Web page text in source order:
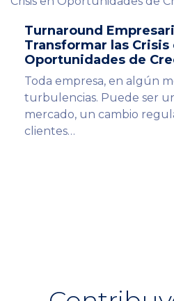
Turnaround
Transformar las Crisis
Oportunidades de
Toda empresa, en algún
turbulencias. Puede ser
mercado, un cambio
clientes…